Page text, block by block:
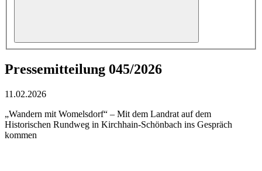
Pressemitteilung 045/2026
11.02.2026
„Wandern mit Womelsdorf“ – Mit dem Landrat auf dem
Historischen Rundweg in Kirchhain-Schönbach ins Gespräch
kommen